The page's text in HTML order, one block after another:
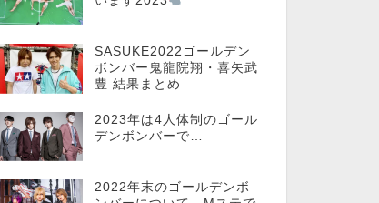
SASUKE2022ゴールデン
ボンバー鬼龍院翔・喜矢武
豊 結果まとめ
2023年は4人体制のゴール
デンボンバーで…
2022年末のゴールデンボ